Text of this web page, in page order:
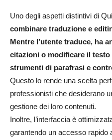
Uno degli aspetti distintivi di
combinare traduzione e
Mentre l’utente traduce, ha
citazioni o modificare il
strumenti di parafrasi e
Questo lo rende una scelta
professionisti che desiderano
gestione dei loro contenuti.
Inoltre, l’interfaccia è
garantendo un accesso rapido